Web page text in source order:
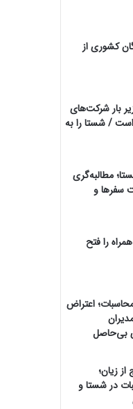
کشوری از
بار شرکت‌های
/ شستا را به
مطالبه‌گری
سفرها و
را فتح
اعتراض
بی‌حاصل
زیان؛
در شستا و